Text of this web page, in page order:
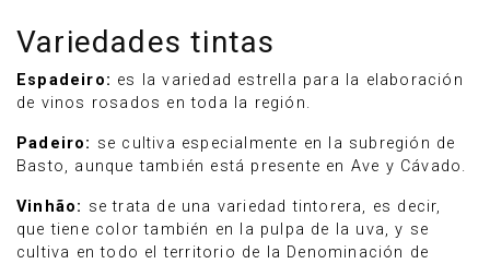
Variedades tintas
Espadeiro: es la variedad estrella para la elaboración
de vinos rosados en toda la región.
Padeiro: se cultiva especialmente en la subregión de
Basto, aunque también está presente en Ave y Cávado.
Vinhão: se trata de una variedad tintorera, es decir,
que tiene color también en la pulpa de la uva, y se
cultiva en todo el territorio de la Denominación de